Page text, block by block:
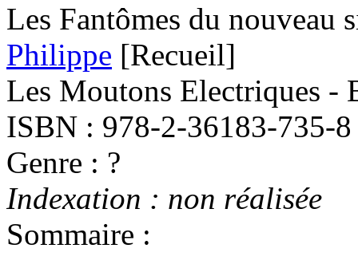
Les Fantômes du nouveau
Philippe [Recueil]
Les Moutons Electriques -
ISBN : 978-2-36183-735-8
Genre : ?
Indexation : non réalisée
Sommaire :